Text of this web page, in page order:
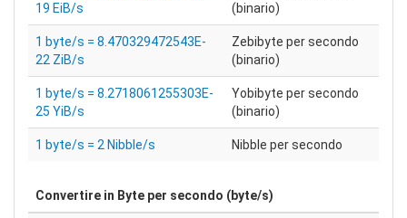
19 EiB/s
(binario)
1 byte/s = 8.470329472543E-
22 ZiB/s
Zebibyte per secondo
(binario)
1 byte/s = 8.2718061255303E-
25 YiB/s
Yobibyte per secondo
(binario)
1 byte/s = 2 Nibble/s Nibble per secondo
Convertire in Byte per secondo (byte/s)